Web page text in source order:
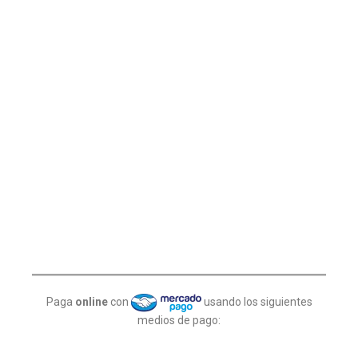
Paga online con
usando los siguientes
medios de pago: